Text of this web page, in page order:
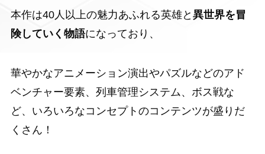
本作は40人以上の魅力あふれる英雄と 異世界を冒
険していく物語になっており、
華やかなアニメーション演出やパズルなどのアド
ベンチャー要素、 列車管理システム、 ボス戦な
ど、 いろいろなコンセプトのコンテンツが盛りだ
くさん！